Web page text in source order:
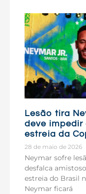
Lesão tira
deve
estreia da
28 de maio de 2026
Neymar sofre
desfalca
estreia do Brasil
Neymar ficará